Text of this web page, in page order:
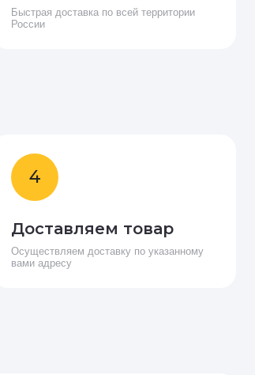
Быстрая доставка по всей территории
России
4
Доставляем товар
Осуществляем доставку по указанному
вами адресу